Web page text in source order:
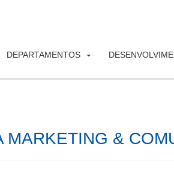
DEPARTAMENTOS
MARKETING &